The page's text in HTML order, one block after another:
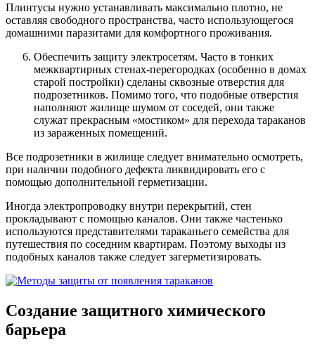
Плинтусы нужно устанавливать максимально плотно, не
оставляя свободного пространства, часто использующегося
домашними паразитами для комфортного проживания.
Обеспечить защиту электросетям. Часто в тонких
межквартирных стенах-перегородках (особенно в домах
старой постройки) сделаны сквозные отверстия для
подрозетников. Помимо того, что подобные отверстия
наполняют жилище шумом от соседей, они также
служат прекрасным «мостиком» для перехода тараканов
из зараженных помещений.
Все подрозетники в жилище следует внимательно осмотреть,
при наличии подобного дефекта ликвидировать его с
помощью дополнительной герметизации.
Иногда электропроводку внутри перекрытий, стен
прокладывают с помощью каналов. Они также частенько
используются представителями тараканьего семейства для
путешествия по соседним квартирам. Поэтому выходы из
подобных каналов также следует загерметизировать.
Создание защитного химического
барьера